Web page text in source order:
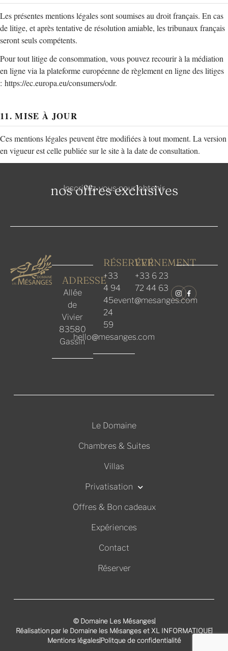
Les présentes mentions légales sont soumises au droit français. En cas
de litige, et après tentative de résolution amiable, les tribunaux français
seront seuls compétents.
Pour tout litige de consommation, vous pouvez recourir à la médiation
en ligne via la plateforme européenne de règlement en ligne des litiges
: https://ec.europa.eu/consumers/odr.
11. MISE À JOUR
Ces mentions légales peuvent être modifiées à tout moment. La version
en vigueur est celle publiée sur le site à la date de consultation.
Inscrivez-vous pour obtenir
nos offres exclusives
ADRESSE
Allée
de
Vivier
83580
Gassin
RÉSERVER
+33
4 94
45
24
59
hello@mesanges.com
ÉVÉNEMENT
+33 6 23
72 44 63
event@mesanges.com
Le Domaine
Chambres & Suites
Villas
Privatisation
Offres & Bon cadeaux
Expériences
Contact
Réserver
© Domaine Les Mésanges
Réalisation par le Domaine les Mésanges et XL INFORMATIQUE
Mentions légalesPolitque de confidentialité